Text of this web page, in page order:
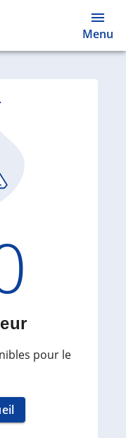
Menu
pour le